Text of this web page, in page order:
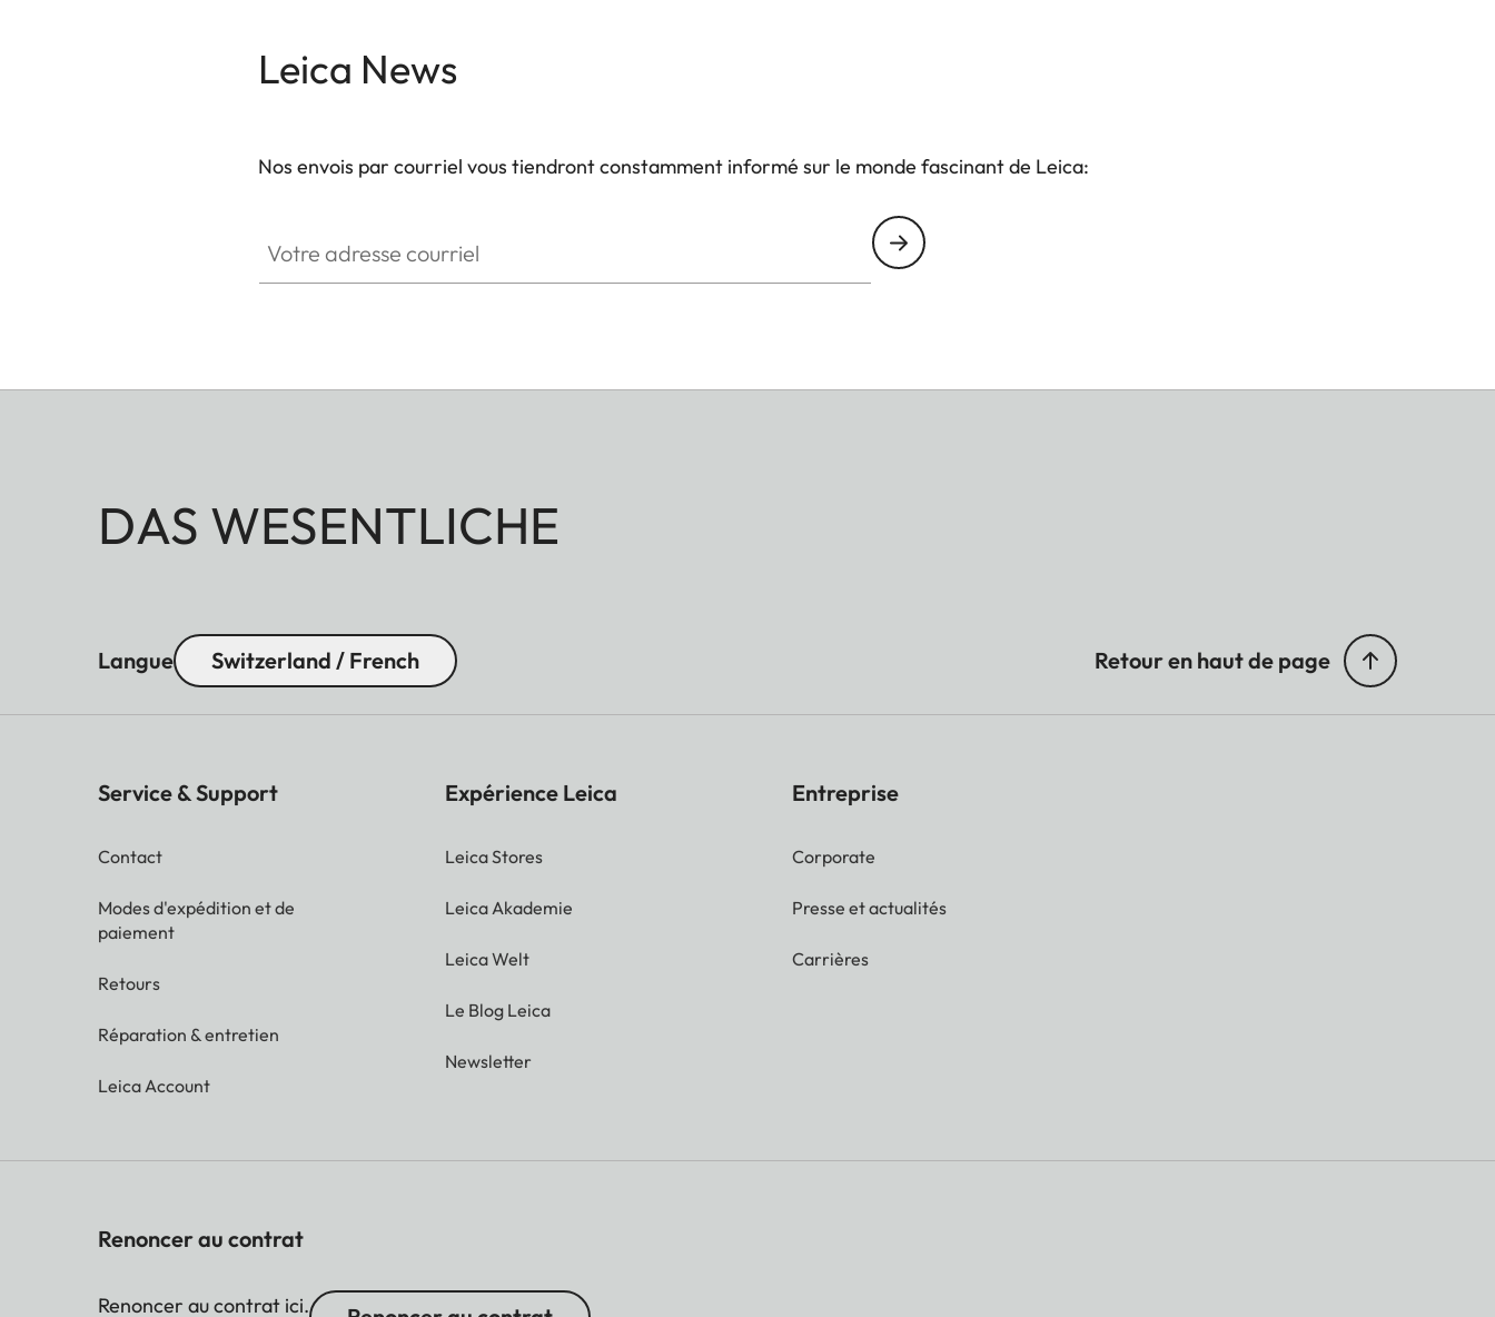
Leica News
Nos envois par courriel vous tiendront constamment informé sur le monde fascinant de Leica:
DAS WESENTLICHE
Langue Switzerland / French Retour en haut de page
Service & Support
Contact
Modes d'expédition et de
paiement
Retours
Réparation & entretien
Leica Account
Expérience Leica
Leica Stores
Leica Akademie
Leica Welt
Le Blog Leica
Newsletter
Entreprise
Corporate
Presse et actualités
Carrières
Renoncer au contrat
Renoncer au contrat ici.